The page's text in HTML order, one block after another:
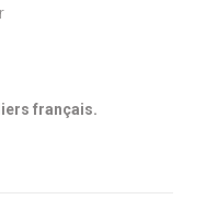
français.